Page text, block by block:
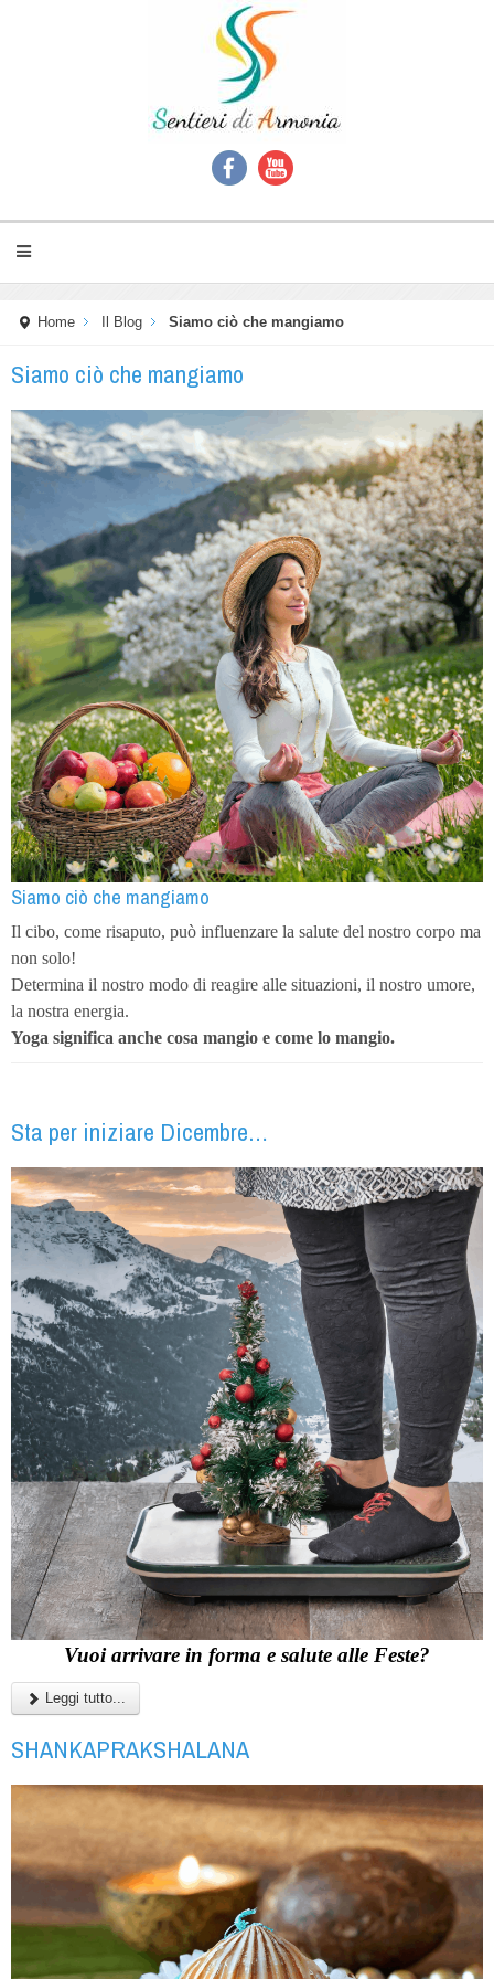
Home Il Blog Siamo ciò che mangiamo
Siamo ciò che mangiamo
Siamo ciò che mangiamo
Il cibo, come risaputo, può influenzare la salute del nostro corpo ma
non solo!
Determina il nostro modo di reagire alle situazioni, il nostro umore,
la nostra energia.
Yoga significa anche cosa mangio e come lo mangio.
Sta per iniziare Dicembre…
Vuoi arrivare in forma e salute alle Feste?
Leggi tutto...
SHANKAPRAKSHALANA